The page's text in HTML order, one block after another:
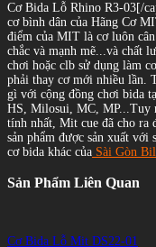
Cơ Bida Lỗ Rhino R3-03[/
cơ bình dân của Hãng Cơ
điểm của MIT là cơ luôn
chắc và mạnh mẽ...và chất
chơi hoặc clb sử dụng làm
phải thay cơ mới nhiều lần.
gì với cộng đồng chơi bida
HS, Milosui, MC, MP...Tuy
tính nhất, Mit cue đã cho ra
sản phẩm được sản xuất với
cơ bida khác của Sài Gòn
Sản Phẩm Liên Quan
Cơ Bida Lỗ Mit DS22-01